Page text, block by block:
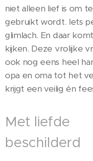
niet alleen lief is om
gebruikt wordt. Iets
glimlach. En daar
kijken. Deze vrolijke
ook nog eens heel
opa en oma tot het
krijgt een veilig én
Met liefde
beschilderd